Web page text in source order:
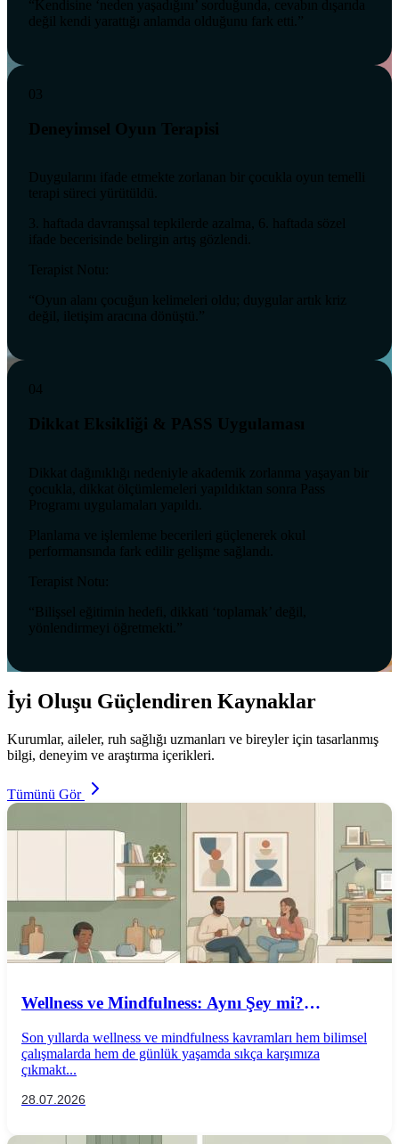
“Kendisine ‘neden yaşadığını’ sorduğunda, cevabın dışarıda
değil kendi yarattığı anlamda olduğunu fark etti.”
03
Deneyimsel Oyun Terapisi
Duygularını ifade etmekte zorlanan bir çocukla oyun temelli
terapi süreci yürütüldü.
3. haftada davranışsal tepkilerde azalma, 6. haftada sözel
ifade becerisinde belirgin artış gözlendi.
Terapist Notu:
“Oyun alanı çocuğun kelimeleri oldu; duygular artık kriz
değil, iletişim aracına dönüştü.”
04
Dikkat Eksikliği & PASS Uygulaması
Dikkat dağınıklığı nedeniyle akademik zorlanma yaşayan bir
çocukla, dikkat ölçümlemeleri yapıldıktan sonra Pass
Programı uygulamaları yapıldı.
Planlama ve işlemleme becerileri güçlenerek okul
performansında fark edilir gelişme sağlandı.
Terapist Notu:
“Bilişsel eğitimin hedefi, dikkati ‘toplamak’ değil,
yönlendirmeyi öğretmekti.”
İyi Oluşu Güçlendiren Kaynaklar
Kurumlar, aileler, ruh sağlığı uzmanları ve bireyler için tasarlanmış
bilgi, deneyim ve araştırma içerikleri.
Tümünü Gör
Wellness ve Mindfulness: Aynı Şey mi?
Son yıllarda wellness ve mindfulness kavramları hem bilimsel
çalışmalarda hem de günlük yaşamda sıkça karşımıza
çıkmakt...
28.07.2026